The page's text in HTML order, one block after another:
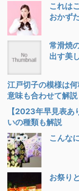
これは
おかず
常滑焼
出す美
江戸切子の模様は
意味も合わせて解説
【2023年早見表あ
いの種類も解説
こんな
お祭り